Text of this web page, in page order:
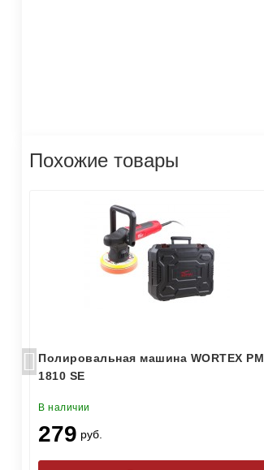
Похожие товары
Полировальная машина WORTEX PM
1810 SE
В наличии
279 руб.